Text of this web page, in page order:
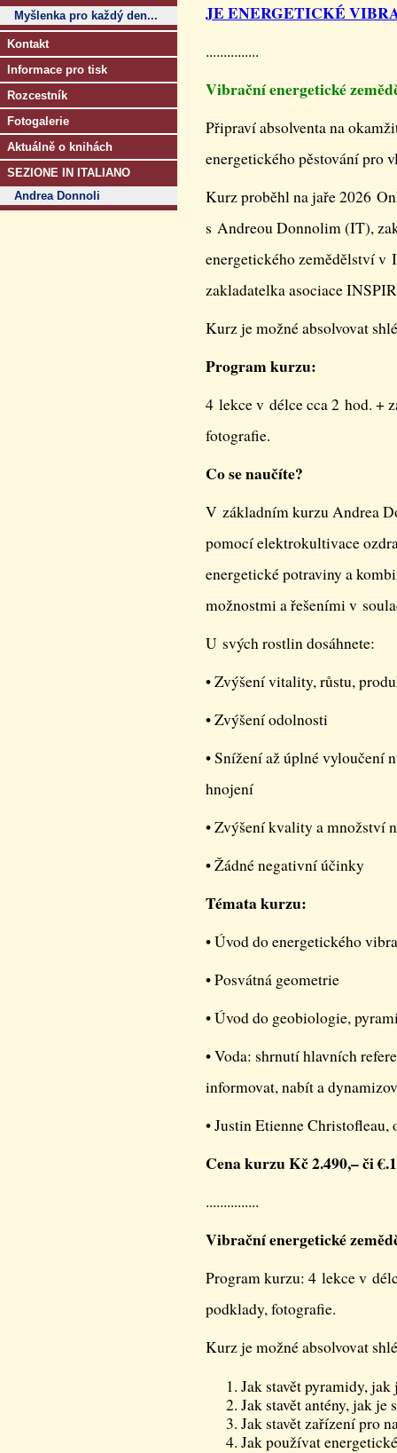
Myšlenka pro každý den...
Kontakt
Informace pro tisk
Rozcestník
Fotogalerie
Aktuálně o knihách
SEZIONE IN ITALIANO
Andrea Donnoli
JE ENERGETICKÉ
...............
Vibrační energetické
Připraví absolventa na
energetického pěstování pro
Kurz proběhl na jaře 2026
s Andreou Donnolim (IT),
energetického zemědělství
zakladatelka asociace
Kurz je možné absolvovat
Program kurzu:
4 lekce v délce cca 2 hod. +
fotografie.
Co se naučíte?
V základním kurzu Andrea
pomocí elektrokultivace
energetické potraviny a
možnostmi a řešeními v
U svých rostlin dosáhnete:
• Zvýšení vitality, růstu,
• Zvýšení odolnosti
• Snížení až úplné vyloučení
hnojení
• Zvýšení kvality a množství
• Žádné negativní účinky
Témata kurzu:
• Úvod do energetického
• Posvátná geometrie
• Úvod do geobiologie,
• Voda: shrnutí hlavních
informovat, nabít a
• Justin Etienne
Cena kurzu Kč 2.490,– či
...............
Vibrační energetické
Program kurzu: 4 lekce v
podklady, fotografie.
Kurz je možné absolvovat
Jak stavět pyramidy,
Jak stavět antény, jak je
Jak stavět zařízení pro
Jak používat